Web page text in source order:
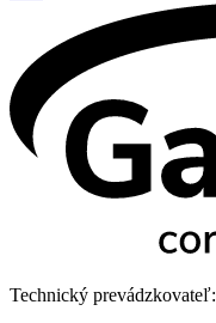
Technický prevádzkovateľ: